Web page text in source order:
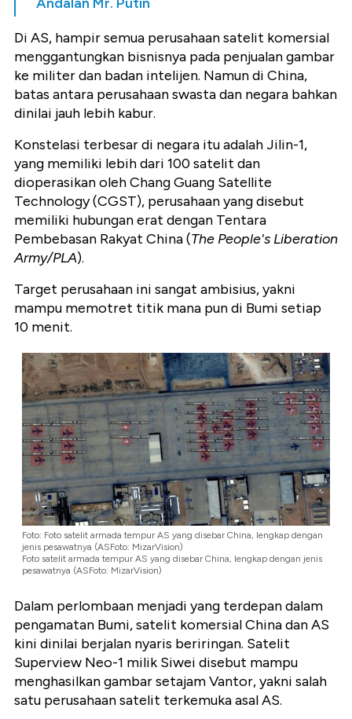
Di AS, hampir semua perusahaan satelit komersial
menggantungkan bisnisnya pada penjualan gambar
ke militer dan badan intelijen. Namun di China,
batas antara perusahaan swasta dan negara bahkan
dinilai jauh lebih kabur.
Konstelasi terbesar di negara itu adalah Jilin-1,
yang memiliki lebih dari 100 satelit dan
dioperasikan oleh Chang Guang Satellite
Technology (CGST), perusahaan yang disebut
memiliki hubungan erat dengan Tentara
Pembebasan Rakyat China (The People's Liberation
Army/PLA).
Target perusahaan ini sangat ambisius, yakni
mampu memotret titik mana pun di Bumi setiap
10 menit.
Foto: Foto satelit armada tempur AS yang disebar China, lengkap dengan
jenis pesawatnya (ASFoto: MizarVision)
Foto satelit armada tempur AS yang disebar China, lengkap dengan jenis
pesawatnya (ASFoto: MizarVision)
Dalam perlombaan menjadi yang terdepan dalam
pengamatan Bumi, satelit komersial China dan AS
kini dinilai berjalan nyaris beriringan. Satelit
Superview Neo-1 milik Siwei disebut mampu
menghasilkan gambar setajam Vantor, yakni salah
satu perusahaan satelit terkemuka asal AS.